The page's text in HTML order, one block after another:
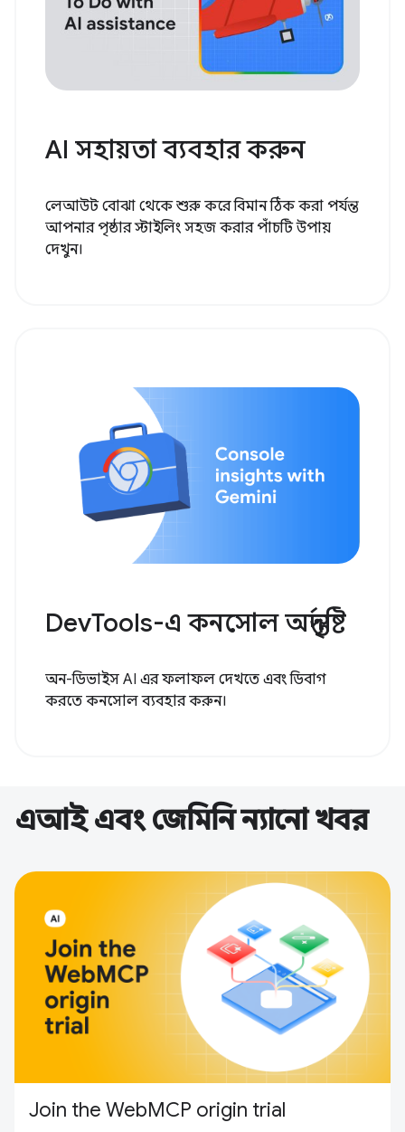
AI সহায়তা ব্যবহার করুন
লেআউট বোঝা থেকে শুরু করে বিমান ঠিক করা পর্যন্ত
আপনার পৃষ্ঠার স্টাইলিং সহজ করার পাঁচটি উপায়
দেখুন।
DevTools-এ কনসোল অন্তর্দৃষ্টি
অন-ডিভাইস AI এর ফলাফল দেখতে এবং ডিবাগ
করতে কনসোল ব্যবহার করুন।
এআই এবং জেমিনি ন্যানো খবর
Join the WebMCP origin trial